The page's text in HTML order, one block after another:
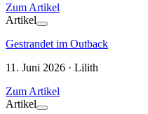
Zum Artikel
Artikel
Gestrandet im Outback
11. Juni 2026 · Lilith
Zum Artikel
Artikel